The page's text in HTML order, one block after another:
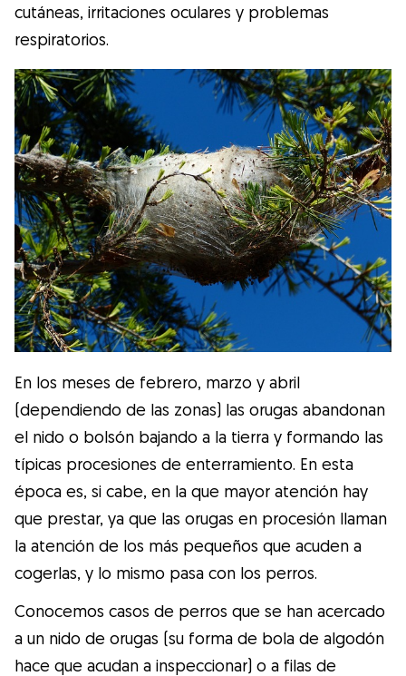
cutáneas, irritaciones oculares y problemas
respiratorios.
En los meses de febrero, marzo y abril
(dependiendo de las zonas) las orugas abandonan
el nido o bolsón bajando a la tierra y formando las
típicas procesiones de enterramiento. En esta
época es, si cabe, en la que mayor atención hay
que prestar, ya que las orugas en procesión llaman
la atención de los más pequeños que acuden a
cogerlas, y lo mismo pasa con los perros.
Conocemos casos de perros que se han acercado
a un nido de orugas (su forma de bola de algodón
hace que acudan a inspeccionar) o a filas de